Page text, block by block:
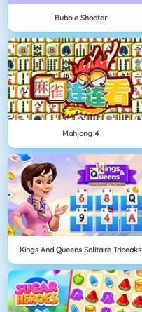
Bubble Shooter
Mahjong 4
Kings And Queens Solitaire Tripeaks